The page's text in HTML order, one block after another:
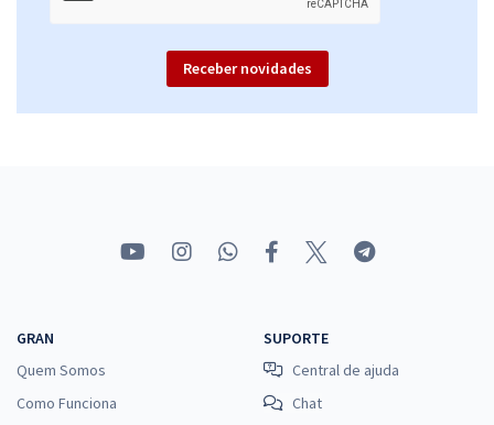
Receber novidades
GRAN
Quem Somos
Como Funciona
SUPORTE
Central de ajuda
Chat